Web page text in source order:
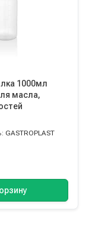
1000мл
GASTROPLAST